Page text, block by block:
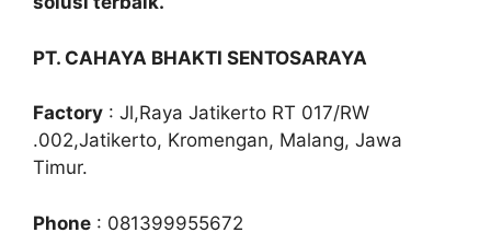
PT. CAHAYA BHAKTI SENTOSARAYA
Factory : Jl,Raya Jatikerto RT 017/RW
.002,Jatikerto, Kromengan, Malang, Jawa
Timur.
Phone : 081399955672